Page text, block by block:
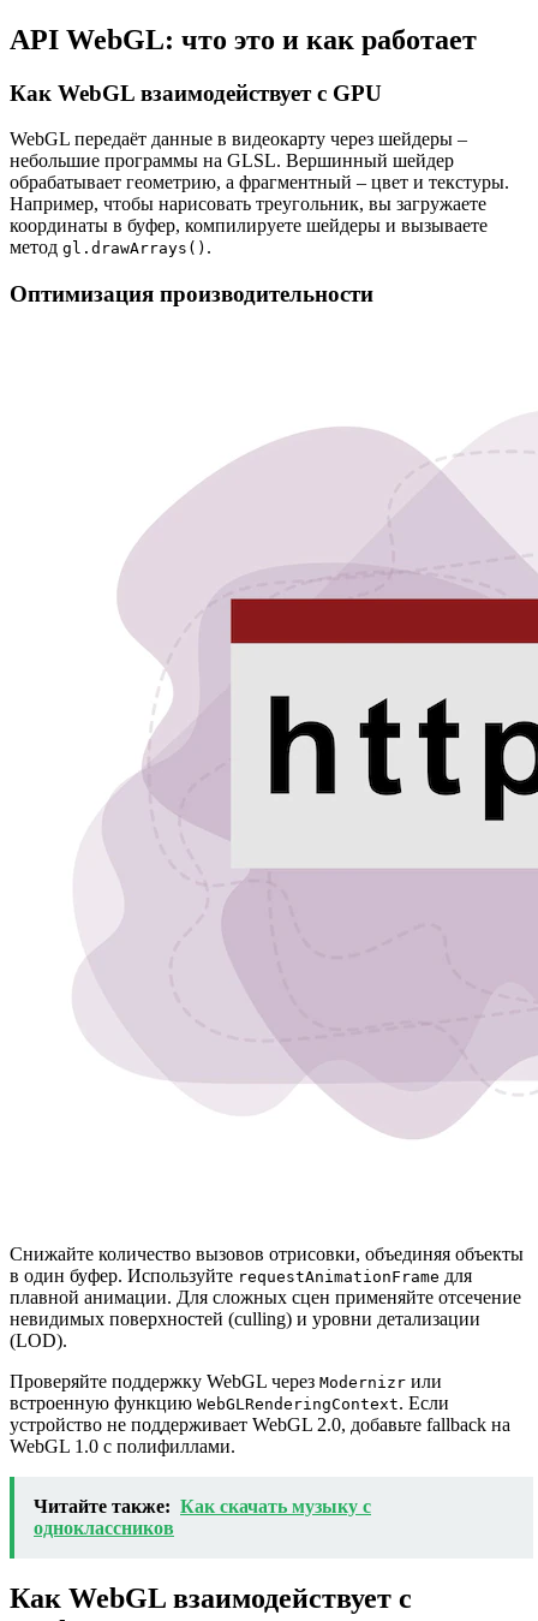
API WebGL: что это и как работает
Как WebGL взаимодействует с GPU
WebGL передаёт данные в видеокарту через шейдеры –
небольшие программы на GLSL. Вершинный шейдер
обрабатывает геометрию, а фрагментный – цвет и текстуры.
Например, чтобы нарисовать треугольник, вы загружаете
координаты в буфер, компилируете шейдеры и вызываете
метод gl.drawArrays() .
Оптимизация производительности
Снижайте количество вызовов отрисовки, объединяя объекты
в один буфер. Используйте requestAnimationFrame для
плавной анимации. Для сложных сцен применяйте отсечение
невидимых поверхностей (culling) и уровни детализации
(LOD).
Проверяйте поддержку WebGL через Modernizr или
встроенную функцию WebGLRenderingContext. Если
устройство не поддерживает WebGL 2.0, добавьте fallback на
WebGL 1.0 с полифиллами.
Читайте также: Как скачать музыку с
одноклассников
Как WebGL взаимодействует с